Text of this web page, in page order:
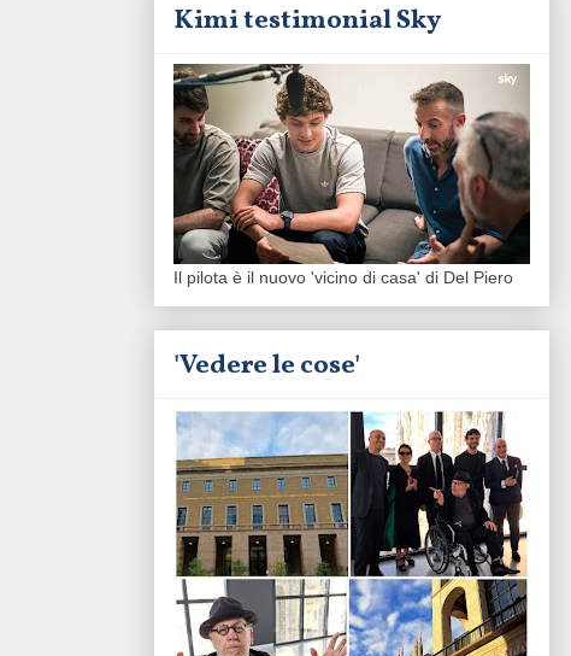
Kimi testimonial Sky
Il pilota è il nuovo 'vicino di casa' di Del Piero
'Vedere le cose'